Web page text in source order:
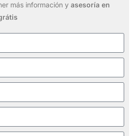
más información y asesoría en